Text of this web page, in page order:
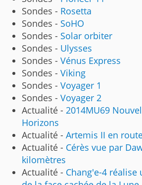
Sondes - Rosetta
Sondes - SoHO
Sondes - Solar orbiter
Sondes - Ulysses
Sondes - Vénus Express
Sondes - Viking
Sondes - Voyager 1
Sondes - Voyager 2
Actualité - 2014MU69
Horizons
Actualité - Artemis II en
Actualité - Cérès vue par
kilomètres
Actualité - Chang'e-4